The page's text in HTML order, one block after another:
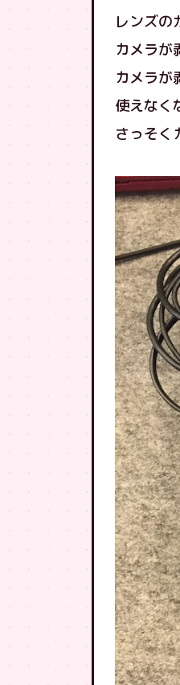
レンズの
カメラ
カメラが
使えなく
さっそく